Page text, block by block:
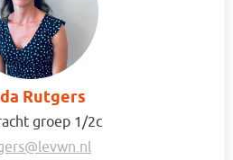
Rutgers
groep 1/2c